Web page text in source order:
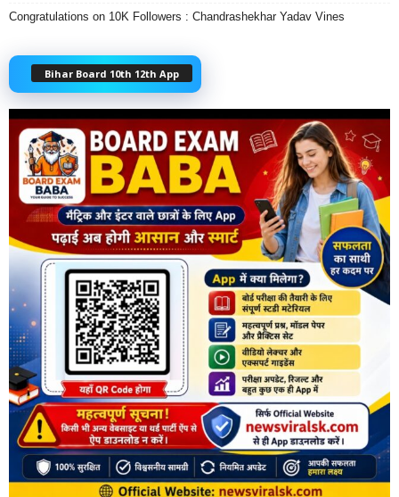
Congratulations on 10K Followers : Chandrashekhar Yadav Vines
Bihar Board 10th 12th App